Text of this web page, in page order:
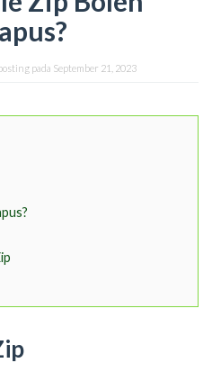
pada September 21, 2023